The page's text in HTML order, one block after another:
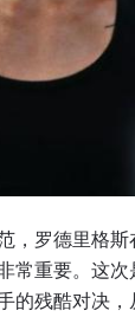
，罗德里格
常重要。这
的残酷对决